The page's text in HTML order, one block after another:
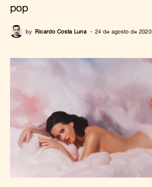
pop
by Ricardo Costa Luna 24 de agosto de 2020